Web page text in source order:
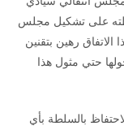
على تشكيل مجلس
الاتفاق رهين بتقنين
حتي مثول هذا
بالسلطة بأي